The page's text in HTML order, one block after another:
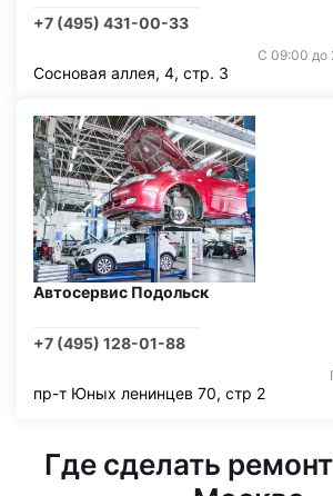
+7 (495) 431-00-33
С 09:00 до
Сосновая аллея, 4, стр. 3
Автосервис Подольск
+7 (495) 128-01-88
пр-т Юных ленинцев 70, стр 2
Где сделать